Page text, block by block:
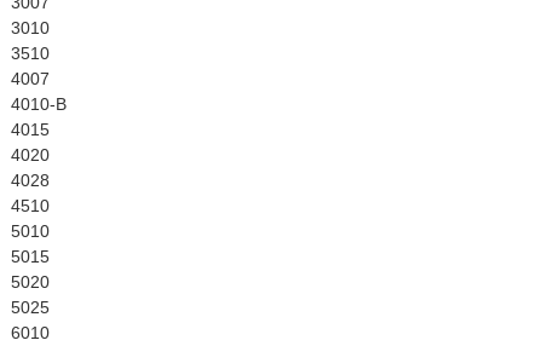
3010
3510
4007
4010-B
4015
4020
4028
4510
5010
5015
5020
5025
6010